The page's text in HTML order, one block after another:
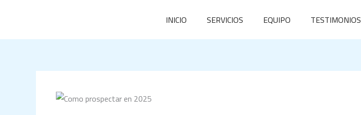
INICIO SERVICIOS EQUIPO TESTIMONIOS